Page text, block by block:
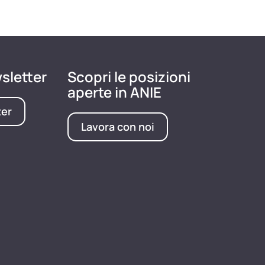
Scopri le posizioni
aperte in ANIE
Lavora con noi